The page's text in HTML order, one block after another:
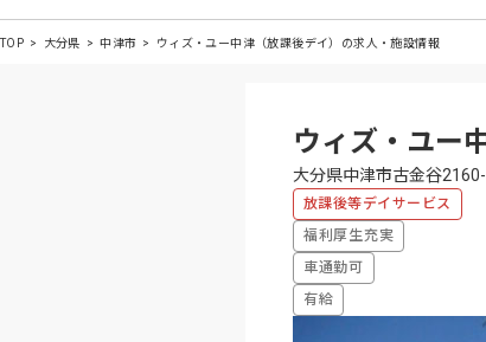
TOP 大分県 中津市 ウィズ・ユー中津（放課後デイ）の求人・施設情報
ウィズ・ユー
大分県中津市古金谷2160-
放課後等デイサービス
福利厚生充実
車通勤可
有給